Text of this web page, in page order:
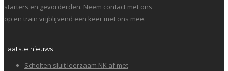
starters en gevorderden. Neem contact met ons
op en train vrijblijvend een keer met ons mee.
Laatste nieuws
Scholten sluit leerzaam NK af met